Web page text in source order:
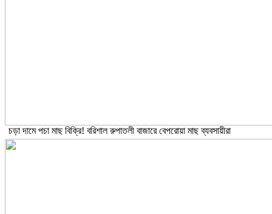
চড়া দামে পচা মাছ বিক্রি! বরিশাল রুপাতলী বাজারে বেপরোয়া মাছ ব্যবসায়ীরা